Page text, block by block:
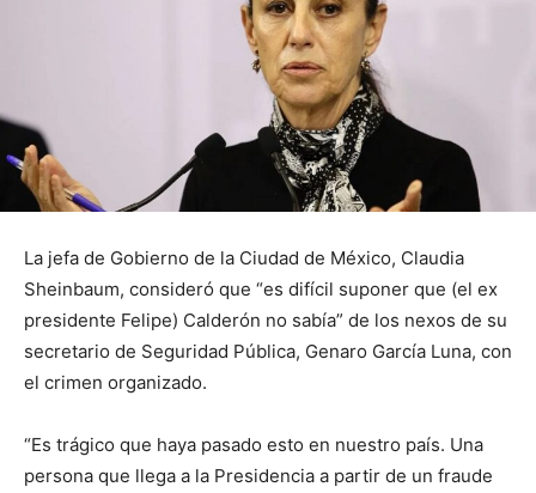
La jefa de Gobierno de la Ciudad de México, Claudia
Sheinbaum, consideró que “es difícil suponer que (el ex
presidente Felipe) Calderón no sabía” de los nexos de su
secretario de Seguridad Pública, Genaro García Luna, con
el crimen organizado.
“Es trágico que haya pasado esto en nuestro país. Una
persona que llega a la Presidencia a partir de un fraude